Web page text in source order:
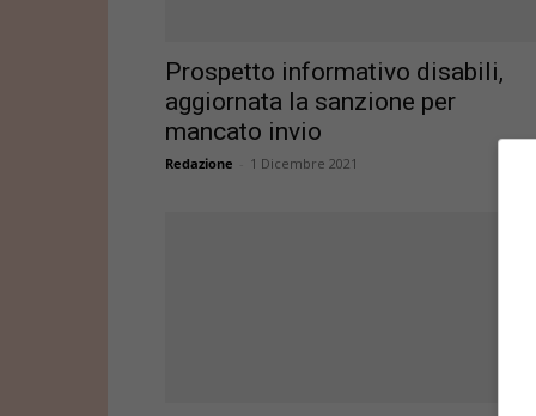
Prospetto informativo disabili,
aggiornata la sanzione per
mancato invio
Redazione 1 Dicembre 2021